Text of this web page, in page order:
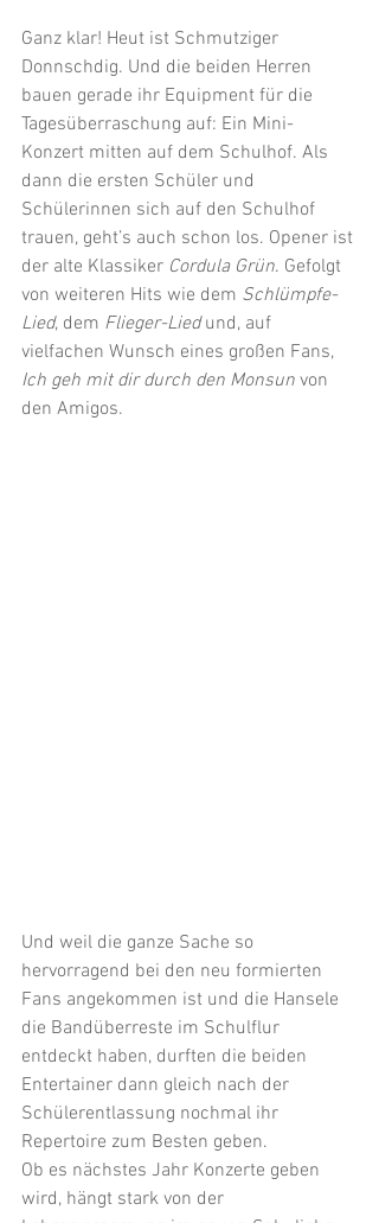
Ganz klar! Heut ist Schmutziger
Donnschdig. Und die beiden Herren
bauen gerade ihr Equipment für die
Tagesüberraschung auf: Ein Mini-
Konzert mitten auf dem Schulhof. Als
dann die ersten Schüler und
Schülerinnen sich auf den Schulhof
trauen, geht’s auch schon los. Opener ist
der alte Klassiker Cordula Grün. Gefolgt
von weiteren Hits wie dem Schlümpfe-
Lied, dem Flieger-Lied und, auf
vielfachen Wunsch eines großen Fans,
Ich geh mit dir durch den Monsun von
den Amigos.
Und weil die ganze Sache so
hervorragend bei den neu formierten
Fans angekommen ist und die Hansele
die Bandüberreste im Schulflur
entdeckt haben, durften die beiden
Entertainer dann gleich nach der
Schülerentlassung nochmal ihr
Repertoire zum Besten geben.
Ob es nächstes Jahr Konzerte geben
wird, hängt stark von der